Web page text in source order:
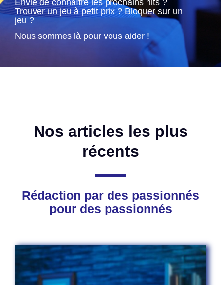
Envie de connaître les prochains hits ?
Trouver un jeu à petit prix ? Bloquer sur un
jeu ?
Nous sommes là pour vous aider !
Nos articles les plus
récents
Rédaction par des passionnés
pour des passionnés